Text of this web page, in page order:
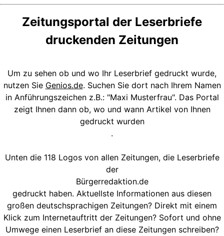
Zeitungsportal der Leserbriefe
druckenden Zeitungen
Um zu sehen ob und wo Ihr Leserbrief gedruckt wurde,
nutzen Sie Genios.de. Suchen Sie dort nach Ihrem Namen
in Anführungszeichen z.B.: "Maxi Musterfrau". Das Portal
zeigt Ihnen dann ob, wo und wann Artikel von Ihnen
gedruckt wurden
.
Unten die 118 Logos von allen Zeitungen, die Leserbriefe
der
Bürgerredaktion.de
gedruckt haben. Aktuellste Informationen aus diesen
großen deutschsprachigen Zeitungen? Direkt mit einem
Klick zum Internetauftritt der Zeitungen? Sofort und ohne
Umwege einen Leserbrief an diese Zeitungen schreiben?